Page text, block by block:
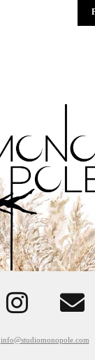
info@studiomonopole.com